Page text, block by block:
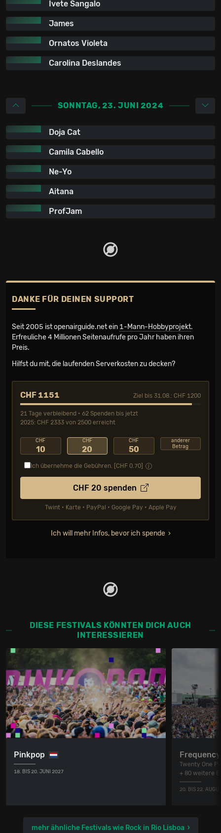
Ivete Sangalo
James
Ornatos Violeta
Carolina Deslandes
SONNTAG, 23. JUNI 2024
Doja Cat
Camila Cabello
Ne-Yo
Aitana
ProfJam
DANKE FÜR DEINEN SUPPORT
Seit 2005 ist openairguide.net ein 1-Mann-Hobbyprojekt.
Erfreuliche 4 Millionen Seiten­aufrufe pro Jahr haben ihren
Preis.
Hilfst du mit, die laufenden Serverkosten zu decken?
CHF 1151 Ziel bis 31.08.: CHF 1200
21 Tage verbleibend • 62 Spenden bis jetzt
2025: CHF 2333 von 2500 erreicht
CHF
10
CHF
20
CHF
50
anderer
Betrag
Ich übernehme die Gebühren. [CHF 0.70
CHF 20 spenden
Twint • Karte • PayPal • Google Pay • Apple Pay
Ich will mehr Infos, bevor ich spende
DIESE FESTIVALS KÖNNTEN DICH AUCH
INTERESSIEREN
Pinkpop
18. BIS 20. JUNI 2027
Twenty One
+ 80 weitere
20. BIS 22.
mehr ähnliche Festivals wie Rock in Rio Lisboa